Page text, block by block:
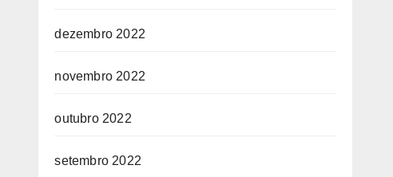
dezembro 2022
novembro 2022
outubro 2022
setembro 2022